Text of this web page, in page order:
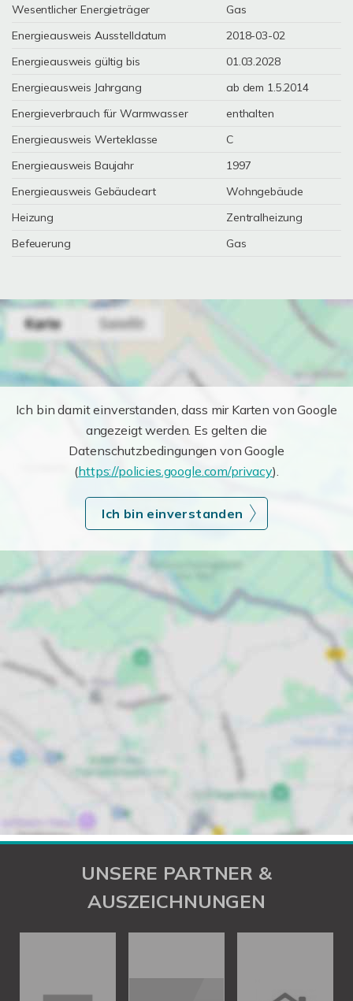
Wesentlicher Energieträger
Gas
Energieausweis Ausstelldatum
2018-03-02
Energieausweis gültig bis
01.03.2028
Energieausweis Jahrgang
ab dem 1.5.2014
Energieverbrauch für Warmwasser
enthalten
Energieausweis Werteklasse
C
Energieausweis Baujahr
1997
Energieausweis Gebäudeart
Wohngebäude
Heizung
Zentralheizung
Befeuerung
Gas
Ich bin damit einverstanden, dass mir Karten von Google
angezeigt werden. Es gelten die
Datenschutzbedingungen von Google
(https://policies.google.com/privacy).
Ich bin einverstanden
UNSERE PARTNER &
AUSZEICHNUNGEN